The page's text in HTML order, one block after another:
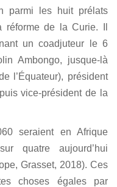
parmi les huit prélats
de la Curie. Il
un coadjuteur le 6
Ambongo, jusque-là
l’Équateur), président
vice-président de la
seraient en Afrique
quatre aujourd’hui
Grasset, 2018). Ces
choses égales par